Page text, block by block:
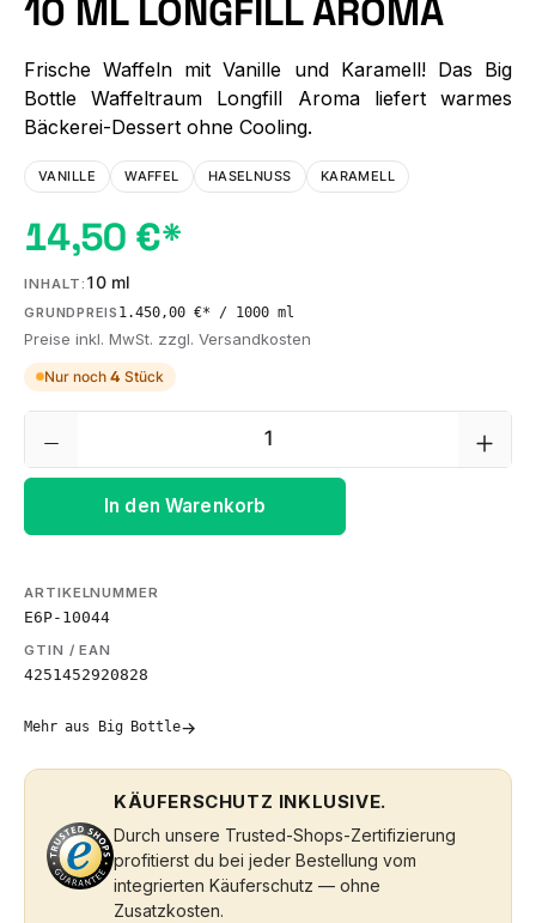
10 ML LONGFILL AROMA
Frische Waffeln mit Vanille und Karamell! Das Big
Bottle Waffeltraum Longfill Aroma liefert warmes
Bäckerei-Dessert ohne Cooling.
VANILLE WAFFEL HASELNUSS KARAMELL
14,50 €*
INHALT: 10 ml
GRUNDPREIS 1.450,00 €* / 1000 ml
Preise inkl. MwSt. zzgl. Versandkosten
Nur noch 4 Stück
Produkt Anzahl: Gib den
In den Warenkorb
ARTIKELNUMMER
E6P-10044
GTIN / EAN
4251452920828
Mehr aus Big Bottle→
KÄUFERSCHUTZ INKLUSIVE.
Durch unsere Trusted-Shops-Zertifizierung
profitierst du bei jeder Bestellung vom
integrierten Käuferschutz — ohne
Zusatzkosten.